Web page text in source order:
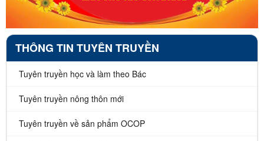
THÔNG TIN TUYÊN TRUYỀN
Tuyên truyền học và làm theo Bác
Tuyên truyền nông thôn mới
Tuyên truyền về sản phẩm OCOP